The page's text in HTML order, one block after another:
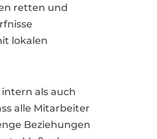
retten und
lokalen
als auch
alle Mitarbeiter
Beziehungen